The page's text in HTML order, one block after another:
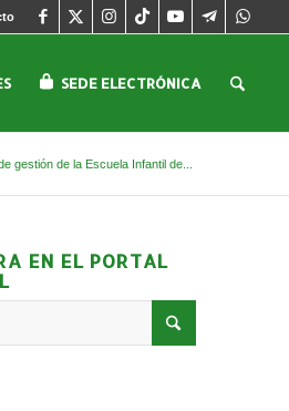
SEDE ELECTRÓNICA
gestión de la Escuela Infantil de...
EN EL PORTAL